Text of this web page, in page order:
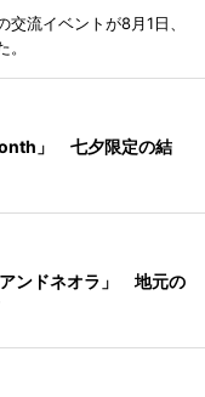
流イベントが8月1日、
」 七夕限定の結
ンドネオラ」 地元の